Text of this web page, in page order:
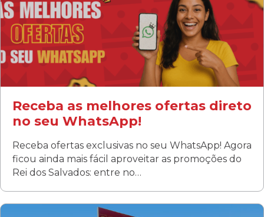
Fanny
Receba as melhores ofertas direto
no seu WhatsApp!
Receba ofertas exclusivas no seu WhatsApp! Agora
ficou ainda mais fácil aproveitar as promoções do
Rei dos Salvados: entre no…